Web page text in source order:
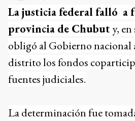
La justicia federal falló a
provincia de Chubuty,
obligó al Gobierno nacional
distrito los fondos
fuentes judiciales.
La determinación fue